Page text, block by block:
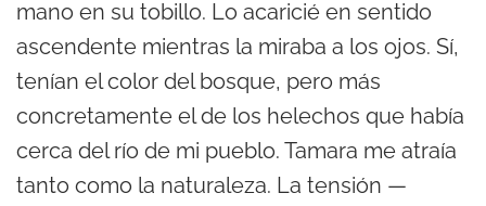
mano en su tobillo. Lo acaricié en sentido
ascendente mientras la miraba a los ojos. Sí,
tenían el color del bosque, pero más
concretamente el de los helechos que había
cerca del río de mi pueblo. Tamara me atraía
tanto como la naturaleza. La tensión —